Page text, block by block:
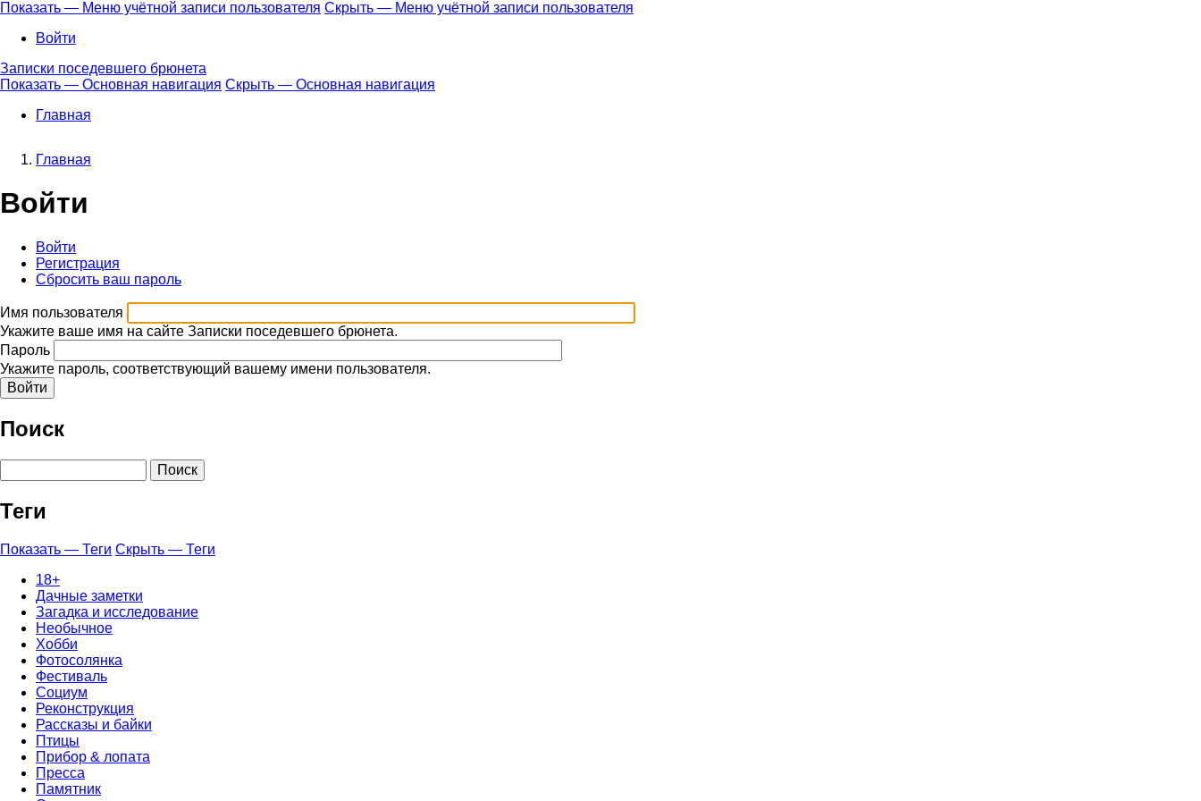
Перейти
основному
Меню
записи
пользователя
Показать — Меню учётной записи пользователя Скрыть — Меню учётной записи пользователя
Войти
Записки поседевшего брюнета
Основная
Показать — Основная навигация Скрыть — Основная навигация
Главная
навигации
Главная
Войти
Главные
вкладки
Войти
вкладка)
Регистрация
Сбросить ваш пароль
Имя пользователя
Укажите ваше имя на сайте Записки поседевшего брюнета.
Пароль
Укажите пароль, соответствующий вашему имени пользователя.
Поиск
Теги
Показать — Теги Скрыть — Теги
18+
Дачные заметки
Загадка и исследование
Необычное
Хобби
Фотосолянка
Фестиваль
Социум
Реконструкция
Рассказы и байки
Птицы
Прибор & лопата
Пресса
Памятник